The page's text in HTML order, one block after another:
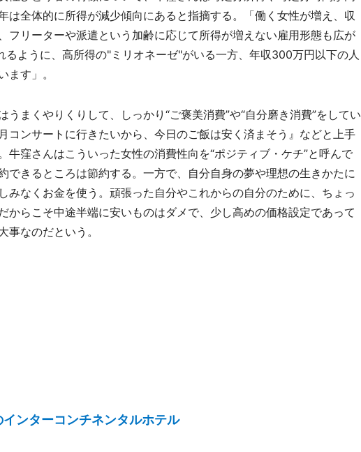
は全体的に所得が減少傾向にあると指摘する。「働く女性が増え、収
フリーターや派遣という加齢に応じて所得が増えない雇用形態も広が
るように、高所得の"ミリオネーゼ"がいる一方、年収300万円以下の人
ます」。
うまくやりくりして、しっかり“ご褒美消費”や“自分磨き消費”をしてい
コンサートに行きたいから、今日のご飯は安く済まそう』などと上手
牛窪さんはこういった女性の消費性向を“ポジティブ・ケチ”と呼んで
できるところは節約する。一方で、自分自身の夢や理想の生きかたに
みなくお金を使う。頑張った自分やこれからの自分のために、ちょっ
からこそ中途半端に安いものはダメで、少し高めの価格設定であって
事なのだという。
ンターコンチネンタルホテル